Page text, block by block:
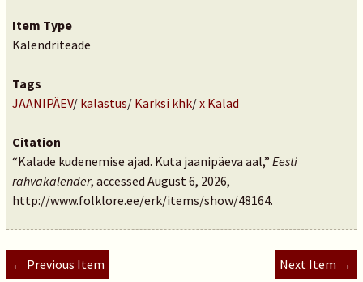
Item Type
Kalendriteade
Tags
JAANIPÄEV/ kalastus/ Karksi khk/x Kalad
Citation
“Kalade kudenemise ajad. Kuta jaanipäeva aal,” Eesti
rahvakalender, accessed August 6, 2026,
http://www.folklore.ee/erk/items/show/48164.
← Previous Item Next Item →